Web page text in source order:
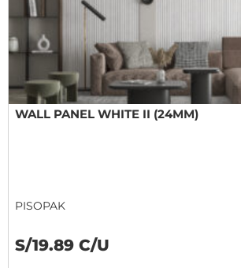
WALL PANEL WHITE II (24MM)
PISOPAK
S/19.89 C/U